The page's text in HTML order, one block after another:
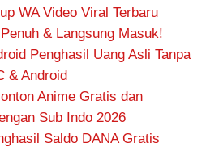
WA Video Viral Terbaru
& Langsung Masuk!
Penghasil Uang Asli Tanpa
& Android
Anime Gratis dan
Sub Indo 2026
Saldo DANA Gratis